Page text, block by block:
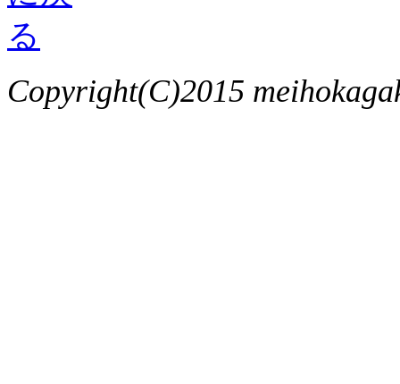
Copyright(C)2015